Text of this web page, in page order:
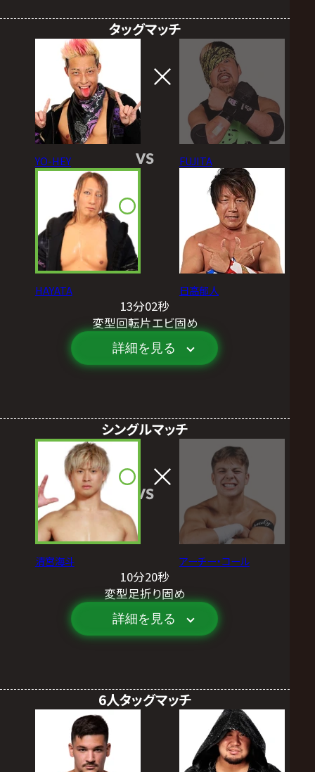
タッグマッチ
YO-HEY
HAYATA
VS FUJITA
日高郁人
13分02秒
変型回転片エビ固め
詳細を見る
シングルマッチ
清宮海斗
VS
アーチー・コール
10分20秒
変型足折り固め
詳細を見る
6人タッグマッチ